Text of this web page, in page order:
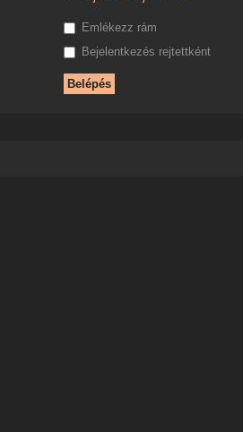
Emlékezz rám
Bejelentkezés rejtettként